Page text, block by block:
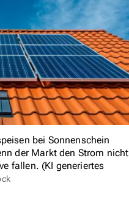
bei Sonnenschein
der Markt den Strom nicht
fallen. (KI generiertes